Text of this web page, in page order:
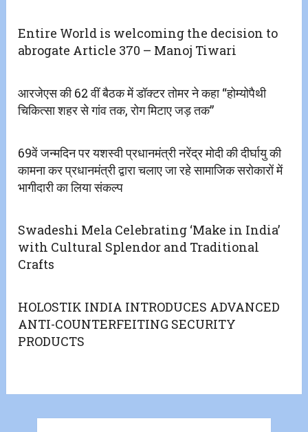
Entire World is welcoming the decision to
abrogate Article 370 – Manoj Tiwari
आरजेएस की 62 वीं बैठक में डॉक्टर तोमर ने कहा “होम्योपैथी
चिकित्सा शहर से गांव तक, रोग मिटाए जड़ तक”
69वें जन्मदिन पर यशस्वी प्रधानमंत्री नरेंद्र मोदी की दीर्घायु की
कामना कर प्रधानमंत्री द्वारा चलाए जा रहे सामाजिक सरोकारों में
भागीदारी का लिया संकल्प
Swadeshi Mela Celebrating ‘Make in India’
with Cultural Splendor and Traditional
Crafts
HOLOSTIK INDIA INTRODUCES ADVANCED
ANTI-COUNTERFEITING SECURITY
PRODUCTS